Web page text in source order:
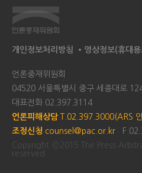
개인정보처리방침 영상정보(휴대
언론중재위원회
04520 서울특별시 중구 세종대로
대표전화 02.397.3114
언론피해상담 T.02.397.3000(ARS
조정신청 counsel@pac.or.kr
Copyright ⓒ2015 The Press
reserved.